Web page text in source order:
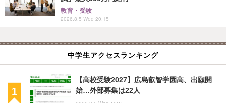
教育・受験
2026.8.5 Wed 20:15
中学生アクセスランキング
【高校受験2027】広島叡智学園高、出願開
始…外部募集は22人